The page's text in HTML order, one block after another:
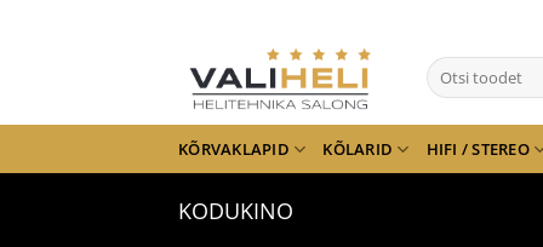
Otsi:
KÕRVAKLAPID KÕLARID HIFI / STEREO
KODUKINO